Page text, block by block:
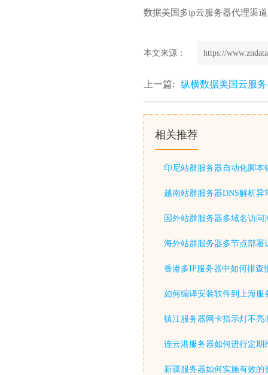
数据美国多ip云服务器代理渠
本文来源： https://
上一篇: 纵横数据美国云服
相关推荐
印尼站群服务器自动化脚本
越南站群服务器DNS解析异
国外站群服务器多域名访问
海外站群服务器多节点部署
香港多IP服务器中如何排查
如何编译安装软件到上海服
镇江服务器网卡指示灯不亮
连云港服务器如何进行定期
新疆服务器如何实施有效的